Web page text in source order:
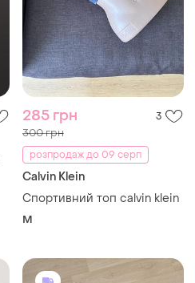
285 грн 3
300 грн
розпродаж до 09 серп
Calvin Klein
Спортивний топ calvin klein
M